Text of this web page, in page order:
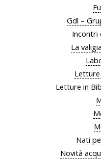
Gdl –
Incontri
La
Letture in
Nati
Novità